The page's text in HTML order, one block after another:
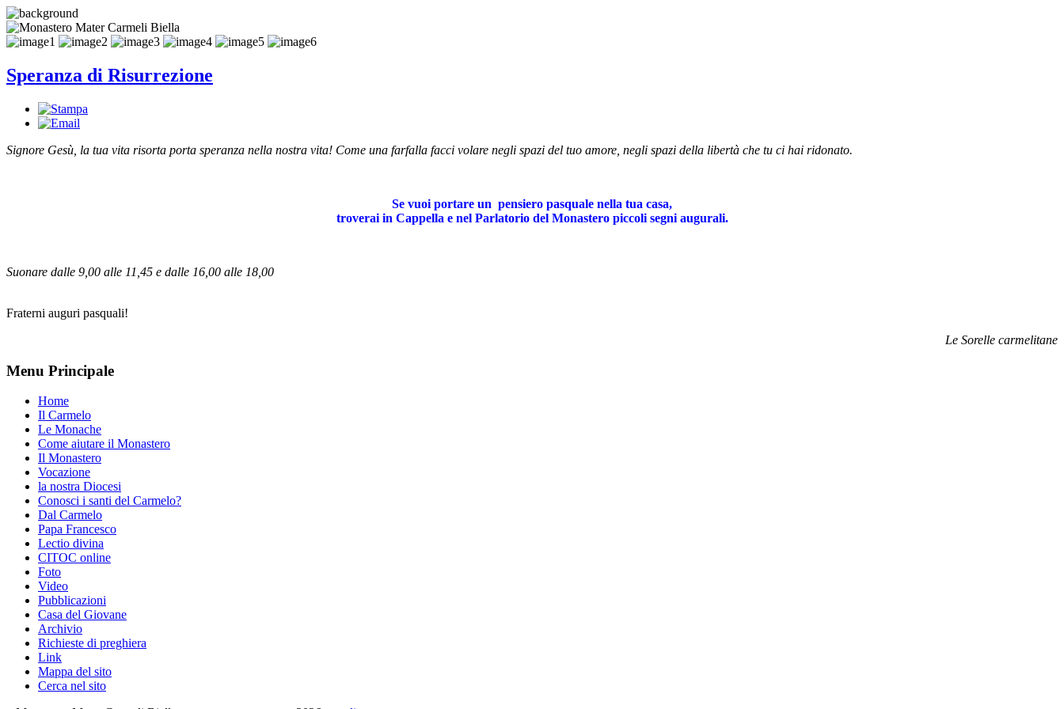
Speranza di Risurrezione
Signore Gesù, la tua vita risorta porta speranza nella nostra vita! Come una farfalla facci volare negli spazi del tuo amore, negli spazi della libertà che tu ci hai ridonato.
Se vuoi portare un pensiero pasquale nella tua casa,
troverai in Cappella e nel Parlatorio del Monastero piccoli segni augurali.
Suonare dalle 9,00 alle 11,45 e dalle 16,00 alle 18,00
Fraterni auguri pasquali!
Le Sorelle carmelitane
Menu Principale
Home
Il Carmelo
Le Monache
Come aiutare il Monastero
Il Monastero
Vocazione
la nostra Diocesi
Conosci i santi del Carmelo?
Dal Carmelo
Papa Francesco
Lectio divina
CITOC online
Foto
Video
Pubblicazioni
Casa del Giovane
Archivio
Richieste di preghiera
Link
Mappa del sito
Cerca nel sito